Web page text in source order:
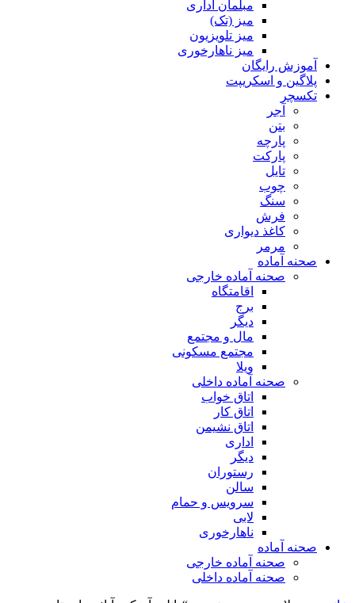
مبلمان اداری
میز (تک)
میز تلویزیون
میز ناهارخوری
آموزش رایگان
پلاگین و اسکریپت
تکسچر
آجر
بتن
پارچه
پارکت
تایل
چوب
سنگ
فرش
کاغذ دیواری
مرمر
صحنه آماده
صحنه آماده خارجی
اقامتگاه
برج
دیگر
مال و مجتمع
مجتمع مسکونی
ویلا
صحنه آماده داخلی
اتاق خواب
اتاق کار
اتاق نشیمن
اداری
دیگر
رستوران
سالن
سرویس و حمام
لابی
ناهارخوری
صحنه آماده
صحنه آماده خارجی
صحنه آماده داخلی